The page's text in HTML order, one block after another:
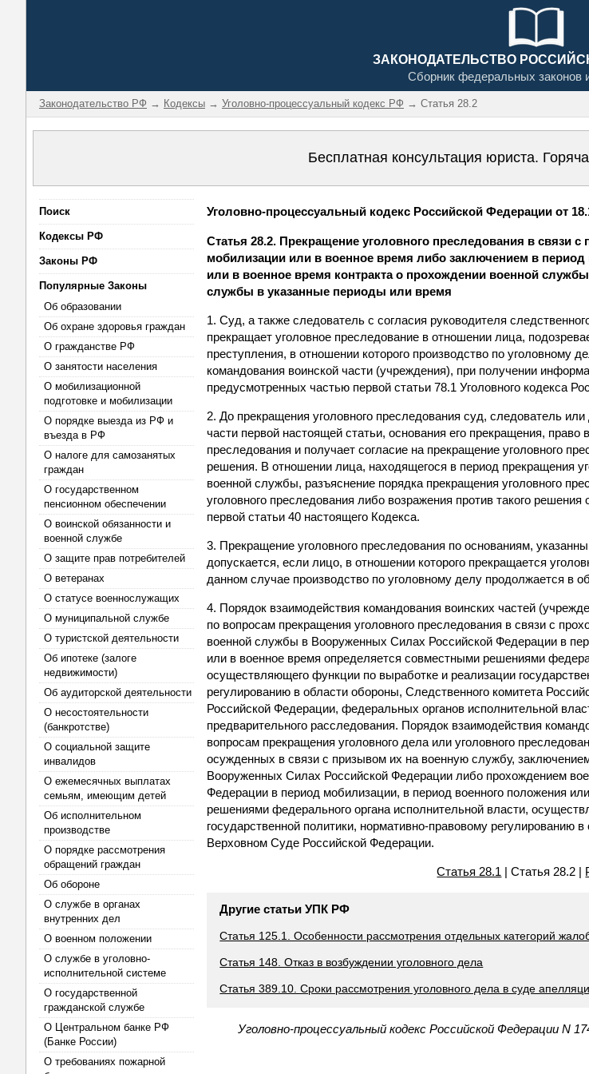
ЗАКОНОДАТЕЛЬСТВО
Сборник федеральных законов
Законодательство РФ → Кодексы → Уголовно-процессуальный кодекс РФ → Статья 28.2
Бесплатная консультация юриста.
Поиск
Кодексы РФ
Законы РФ
Популярные Законы
Об образовании
Об охране здоровья граждан
О гражданстве РФ
О занятости населения
О мобилизационной
подготовке и мобилизации
О порядке выезда из РФ и
въезда в РФ
О налоге для самозанятых
граждан
О государственном
пенсионном обеспечении
О воинской обязанности и
военной службе
О защите прав потребителей
О ветеранах
О статусе военнослужащих
О муниципальной службе
О туристской деятельности
Об ипотеке (залоге
недвижимости)
Об аудиторской деятельности
О несостоятельности
(банкротстве)
О социальной защите
инвалидов
О ежемесячных выплатах
семьям, имеющим детей
Об исполнительном
производстве
О порядке рассмотрения
обращений граждан
Об обороне
О службе в органах
внутренних дел
О военном положении
О службе в уголовно-
исполнительной системе
О государственной
гражданской службе
О Центральном банке РФ
(Банке России)
О требованиях пожарной
Уголовно-процессуальный кодекс Российской Федерации от
Статья 28.2. Прекращение уголовного преследования в связи
мобилизации или в военное время либо заключением в
или в военное время контракта о прохождении военной
службы в указанные периоды или время
1. Суд, а также следователь с согласия руководителя
прекращает уголовное преследование в отношении лица,
преступления, в отношении которого производство по уголовному
командования воинской части (учреждения), при получении
предусмотренных частью первой статьи 78.1 Уголовного кодекса
2. До прекращения уголовного преследования суд, следователь
части первой настоящей статьи, основания его прекращения, право
преследования и получает согласие на прекращение уголовного
решения. В отношении лица, находящегося в период прекращения
военной службы, разъяснение порядка прекращения уголовного
уголовного преследования либо возражения против такого
первой статьи 40 настоящего Кодекса.
3. Прекращение уголовного преследования по основаниям,
допускается, если лицо, в отношении которого прекращается
данном случае производство по уголовному делу продолжается в
4. Порядок взаимодействия командования воинских частей
по вопросам прекращения уголовного преследования в связи с
военной службы в Вооруженных Силах Российской Федерации в
или в военное время определяется совместными решениями
осуществляющего функции по выработке и реализации
регулированию в области обороны, Следственного комитета
Российской Федерации, федеральных органов исполнительной
предварительного расследования. Порядок взаимодействия
вопросам прекращения уголовного дела или уголовного
осужденных в связи с призывом их на военную службу,
Вооруженных Силах Российской Федерации либо прохождением
Федерации в период мобилизации, в период военного положения
решениями федерального органа исполнительной власти,
государственной политики, нормативно-правовому регулированию
Верховном Суде Российской Федерации.
Статья 28.1 | Статья 28.2 |
Другие статьи УПК РФ
Статья 125.1. Особенности рассмотрения отдельных категорий
Статья 148. Отказ в возбуждении уголовного дела
Статья 389.10. Сроки рассмотрения уголовного дела в суде
Уголовно-процессуальный кодекс Российской Федерации N